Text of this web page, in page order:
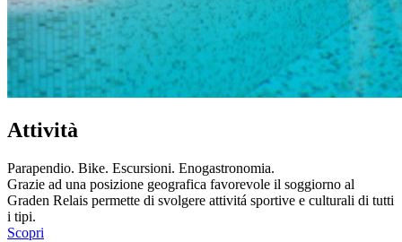
Attività
Parapendio. Bike. Escursioni. Enogastronomia.
Grazie ad una posizione geografica favorevole il soggiorno al
Graden Relais permette di svolgere attivitá sportive e culturali di tutti
i tipi.
Scopri